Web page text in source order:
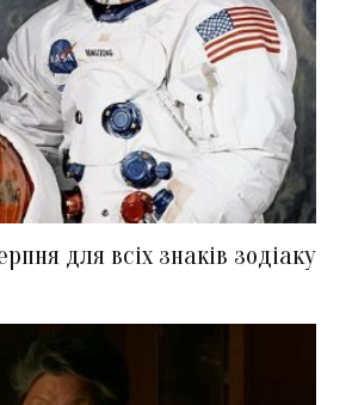
для всіх знаків зодіаку